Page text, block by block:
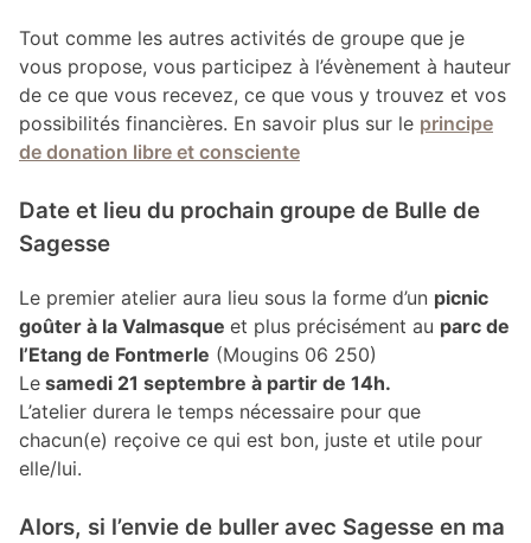
Tout comme les autres activités de groupe que je
vous propose, vous participez à l’évènement à hauteur
de ce que vous recevez, ce que vous y trouvez et vos
possibilités financières. En savoir plus sur le principe
de donation libre et consciente
Date et lieu du prochain groupe de Bulle de
Sagesse
Le premier atelier aura lieu sous la forme d’un picnic
goûter à la Valmasque et plus précisément au parc de
l’Etang de Fontmerle (Mougins 06 250)
Le samedi 21 septembre à partir de 14h.
L’atelier durera le temps nécessaire pour que
chacun(e) reçoive ce qui est bon, juste et utile pour
elle/lui.
Alors, si l’envie de buller avec Sagesse en ma